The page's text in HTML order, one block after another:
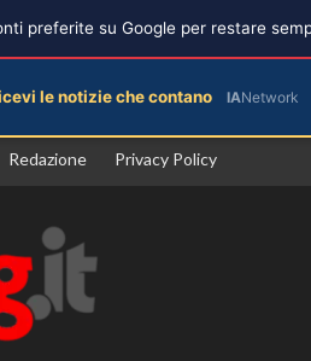
Redazione Privacy Policy
preferite su Google per restare
le notizie che contano IANetwork